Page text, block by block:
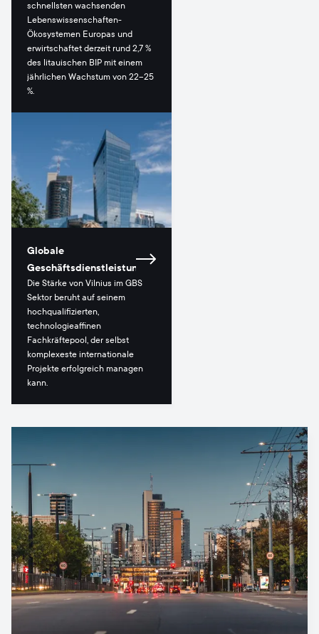
schnellsten wachsenden
Lebenswissenschaften-
Ökosystemen Europas und
erwirtschaftet derzeit rund 2,7 %
des litauischen BIP mit einem
jährlichen Wachstum von 22–25
%.
Globale
Geschäftsdienstleistungen
Die Stärke von Vilnius im GBS
Sektor beruht auf seinem
hochqualifizierten,
technologieaffinen
Fachkräftepool, der selbst
komplexeste internationale
Projekte erfolgreich managen
kann.